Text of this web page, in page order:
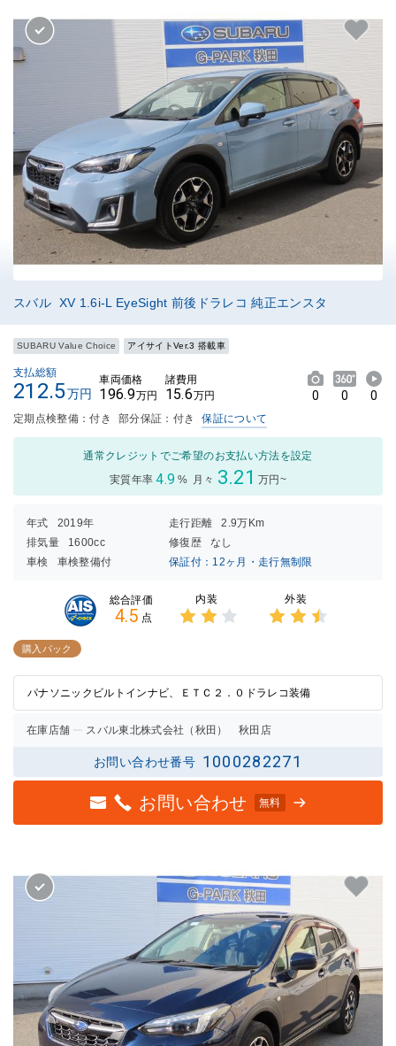
スバル XV 1.6i-L EyeSight 前後ドラレコ 純正エンスタ
SUBARU Value Choice アイサイトVer.3 搭載車
支払総額
212.5万円
車両価格
196.9万円
諸費用
15.6万円 0 0 0
定期点検整備：付き 部分保証：付き 保証について
通常クレジットでご希望のお支払い方法を設定
実質年率 4.9 % 月々 3.21 万円~
年式 2019年 走行距離
2.9万Km
排気量
1600cc 修復歴
なし
車検
車検整備付 保証付：12ヶ月・走行無制限
総合評価
4.5 点
内装 外装
購入パック
パナソニックビルトインナビ、ＥＴＣ２．０ドラレコ装備
在庫店舗 スバル東北株式会社（秋田） 秋田店
お問い合わせ番号 1000282271
お問い合わせ 無料